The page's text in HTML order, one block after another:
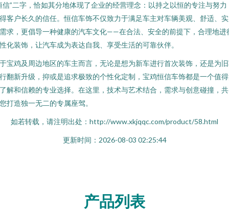
信”二字，恰如其分地体现了企业的经营理念：以持之以恒的专注与努力
客户长久的信任。恒信车饰不仅致力于满足车主对车辆美观、舒适、
求，更倡导一种健康的汽车文化——在合法、安全的前提下，合理地进
化装饰，让汽车成为表达自我、享受生活的可靠伙伴。
宝鸡及周边地区的车主而言，无论是想为新车进行首次装饰，还是为
翻新升级，抑或是追求极致的个性化定制，宝鸡恒信车饰都是一个值
解和信赖的专业选择。在这里，技术与艺术结合，需求与创意碰撞，
打造独一无二的专属座驾。
如若转载，请注明出处：http://www.xkjqqc.com/product/58.html
更新时间：2026-08-03 02:25:44
产品列表